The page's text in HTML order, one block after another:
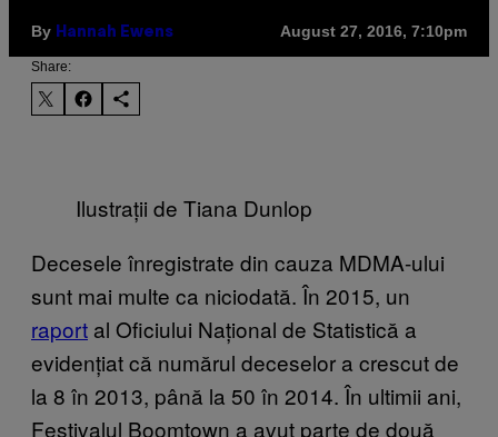
By Hannah Ewens August 27, 2016, 7:10pm
Share:
Ilustrații de Tiana Dunlop
Decesele înregistrate din cauza MDMA-ului
sunt mai multe ca niciodată. În 2015, un
raport al Oficiului Național de Statistică a
evidențiat că numărul deceselor a crescut de
la 8 în 2013, până la 50 în 2014. În ultimii ani,
Festivalul Boomtown a avut parte de două